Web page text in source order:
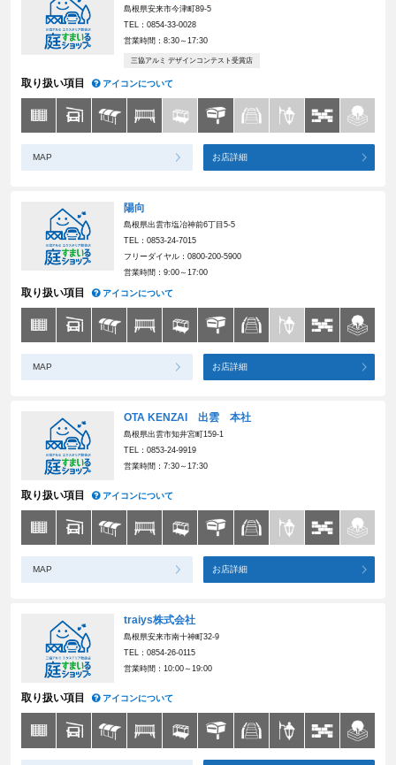
島根県安来市今津町89-5
TEL：0854-33-0028
営業時間：8:30～17:30
三協アルミ デザインコンテスト受賞店
取り扱い項目 アイコンについて
MAP お店詳細
陽向
島根県出雲市塩冶神前6丁目5-5
TEL：0853-24-7015
フリーダイヤル：0800-200-5900
営業時間：9:00～17:00
取り扱い項目 アイコンについて
MAP お店詳細
OTA KENZAI 出雲 本社
島根県出雲市知井宮町159-1
TEL：0853-24-9919
営業時間：7:30～17:30
取り扱い項目 アイコンについて
MAP お店詳細
traiys株式会社
島根県安来市南十神町32-9
TEL：0854-26-0115
営業時間：10:00～19:00
取り扱い項目 アイコンについて